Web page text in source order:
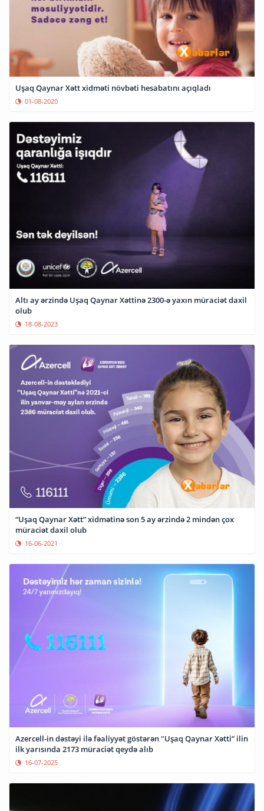
Uşaq Qaynar Xətt xidməti növbəti hesabatını açıqladı
01-08-2020
Altı ay ərzində Uşaq Qaynar Xəttinə 2300-ə yaxın müraciət daxil
olub
18-08-2023
“Uşaq Qaynar Xətt” xidmətinə son 5 ay ərzində 2 mindən çox
müraciət daxil olub
16-06-2021
Azercell-in dəstəyi ilə fəaliyyət göstərən "Uşaq Qaynar Xətti” ilin
ilk yarısında 2173 müraciət qeydə alıb
16-07-2025